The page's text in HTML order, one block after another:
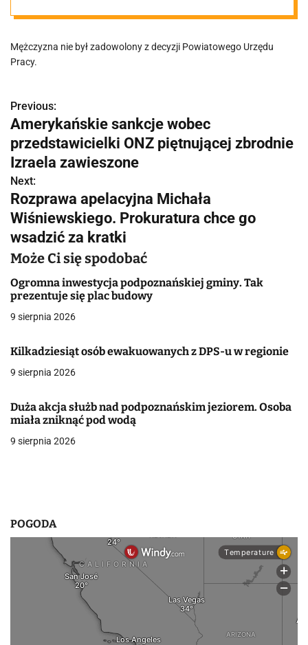
znieważył
urzędniczkę, bo
skreślono go z
listy
bezrobotnych
Mężczyzna nie był zadowolony z decyzji Powiatowego Urzędu
Pracy.
N
a
w
i
g
a
c
j
a
w
p
s
u
Previous:
Amerykańskie sankcje wobec
przedstawicielki ONZ piętnującej zbrodnie
Izraela zawieszone
Next:
Rozprawa apelacyjna Michała
Wiśniewskiego. Prokuratura chce go
wsadzić za kratki
Może Ci się spodobać
Ogromna inwestycja podpoznańskiej gminy. Tak
prezentuje się plac budowy
9 sierpnia 2026
Kilkadziesiąt osób ewakuowanych z DPS-u w regionie
9 sierpnia 2026
Duża akcja służb nad podpoznańskim jeziorem. Osoba
miała zniknąć pod wodą
9 sierpnia 2026
POGODA